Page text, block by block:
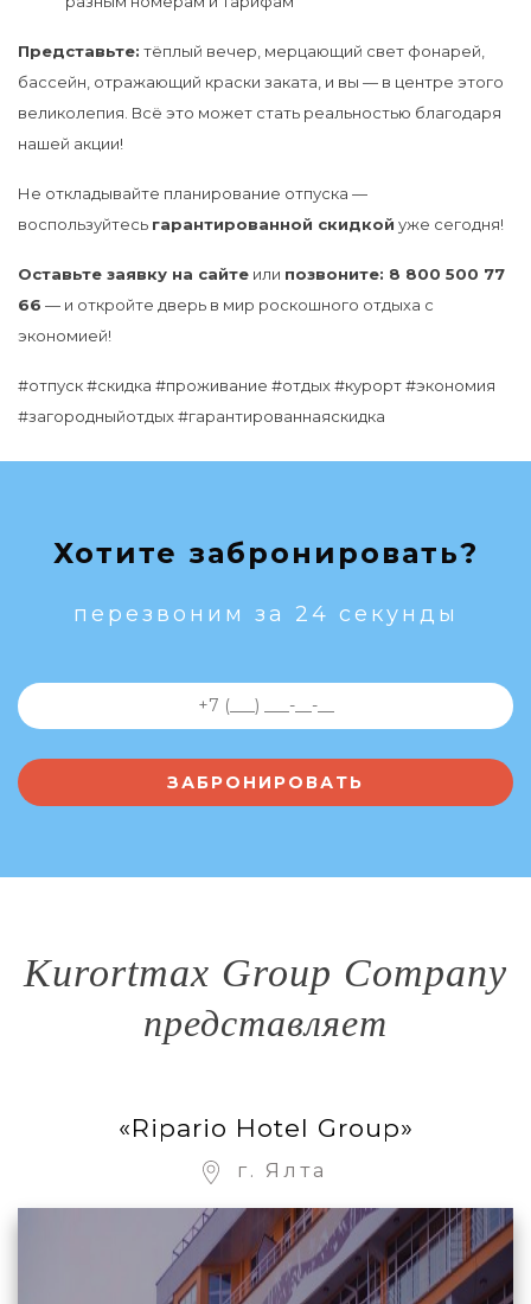
Представьте: тёплый вечер, мерцающий свет фонарей,
бассейн, отражающий краски заката, и вы — в центре этого
великолепия. Всё это может стать реальностью благодаря
нашей акции!
Не откладывайте планирование отпуска —
воспользуйтесь гарантированной скидкой уже сегодня!
Оставьте заявку на сайте или позвоните: 8 800 500 77
66 — и откройте дверь в мир роскошного отдыха с
экономией!
#отпуск #скидка #проживание #отдых #курорт #экономия
#загородныйотдых #гарантированнаяскидка
Хотите забронировать?
перезвоним за 24 секунды
Kurortmax Group Company
представляет
«Ripario Hotel Group»
г. Ялта